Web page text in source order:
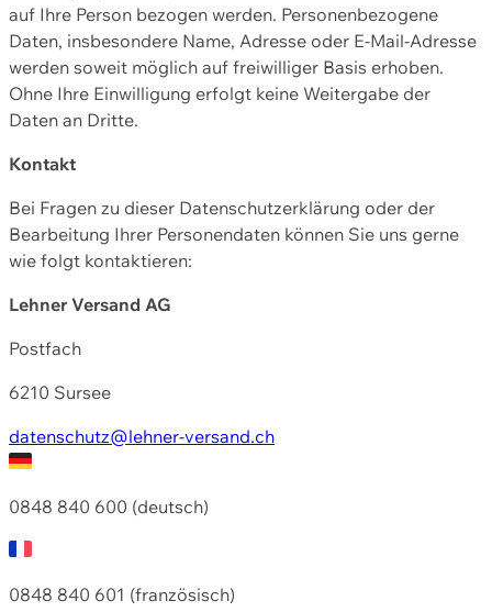
auf Ihre Person bezogen werden. Personenbezogene
Daten, insbesondere Name, Adresse oder E-Mail-Adresse
werden soweit möglich auf freiwilliger Basis erhoben.
Ohne Ihre Einwilligung erfolgt keine Weitergabe der
Daten an Dritte.
Kontakt
Bei Fragen zu dieser Datenschutzerklärung oder der
Bearbeitung Ihrer Personendaten können Sie uns gerne
wie folgt kontaktieren:
Lehner Versand AG
Postfach
6210 Sursee
datenschutz@lehner-versand.ch
0848 840 600 (deutsch)
0848 840 601 (französisch)